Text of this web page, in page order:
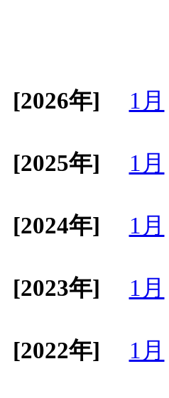
[2026年] 1月
[2025年]
1月
[2024年]
1月
[2023年]
1月
[2022年]
1月